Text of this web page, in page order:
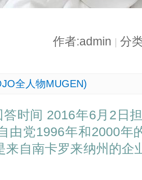
作者:admin 分
全人物MUGEN)
答时间 2016年6月2日
由党1996年和2000年
来自南卡罗来纳州的企